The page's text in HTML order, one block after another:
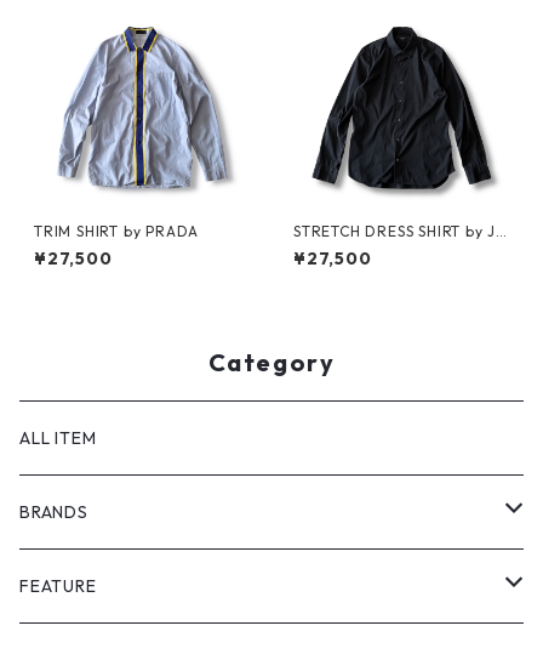
TRIM SHIRT by PRADA
¥27,500
STRETCH DRESS SHIRT by JIL
SANDER
¥27,500
Category
ALL ITEM
BRANDS
GHOST ALMOSTBLACK
FEATURE